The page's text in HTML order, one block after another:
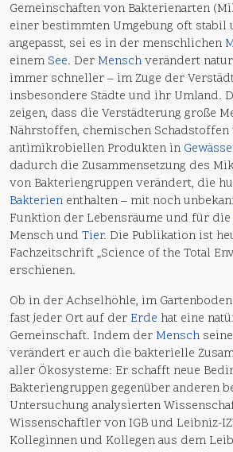
Gemeinschaften von Bakterienarten
einer bestimmten Umgebung oft stabil
angepasst, sei es in der menschlichen
einem See. Der Menschverändert
immer schneller – im Zuge der
insbesondere Städte und ihr Umland.
zeigen, dass die Verstädterung große
Nährstoffen, chemischen Schadstoffen
antimikrobiellen Produkten in
dadurch die Zusammensetzung des
von Bakteriengruppen verändert, die
Bakterien enthalten – mit noch
Funktion der Lebensräume und für die
Mensch und Tier. Die Publikation ist
Fachzeitschrift „Science of the Total
erschienen.
Ob in der Achselhöhle, im
fast jeder Ort auf der Erde hat eine
Gemeinschaft. Indem der Mensch seine
verändert er auch die bakterielle
aller Ökosysteme: Er schafft neue
Bakteriengruppen gegenüber anderen
Untersuchung analysierten
Wissenschaftler von IGB und Leibniz-
Kolleginnen und Kollegen aus dem